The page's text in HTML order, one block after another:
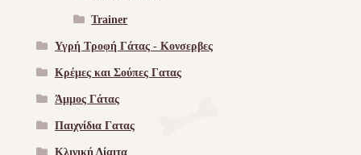
Trainer
Υγρή Τροφή Γάτας - Kονσερβες
Κρέμες και Σούπες Γατας
Άμμος Γάτας
Παιχνίδια Γατας
Κλινική Δίαιτα